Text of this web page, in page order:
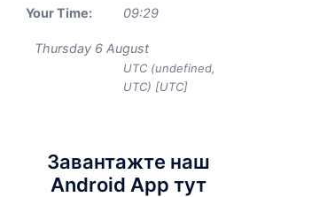
Your Time: 09:29
Thursday 6 August
UTC (undefined,
UTC) [UTC]
Завантажте наш
Android App тут